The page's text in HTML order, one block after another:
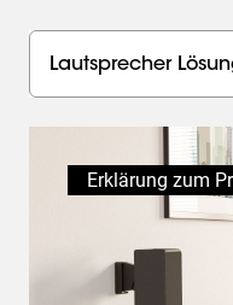
Lautsprecher
Erklärung zum